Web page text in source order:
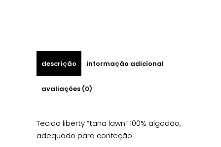
descrição informação adicional
avaliações (0)
Tecido liberty “tana lawn” 100% algodão,
adequado para confeção